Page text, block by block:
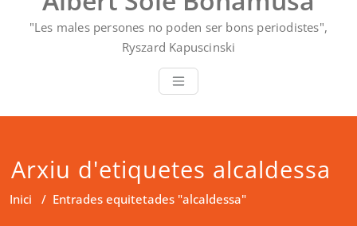
"Les males persones no poden ser bons periodistes",
Ryszard Kapuscinski
Arxiu d'etiquetes alcaldessa
Inici / Entrades equitetades "alcaldessa"